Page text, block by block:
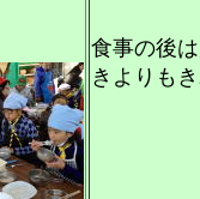
食事の後
きよりも